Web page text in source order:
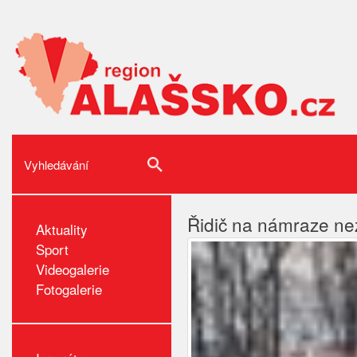
Aktuality
Sport
Videogalerie
Fotogalerie
Řidič na námraze